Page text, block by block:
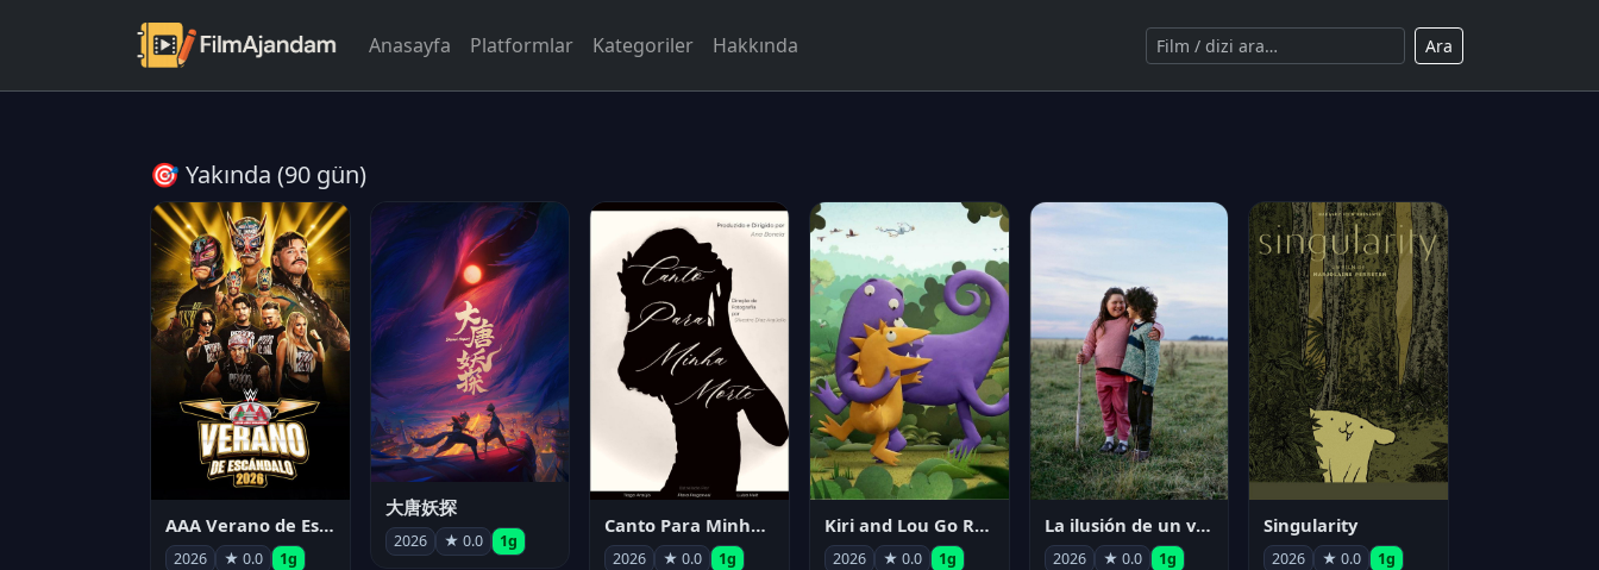
Anasayfa Platformlar Kategoriler Hakkında Ara
🎯 Yakında (90 gün)
AAA Verano de Escándalo 2026 - Week 3
2026 ★ 0.0 1g
大唐妖探
2026 ★ 0.0 1g
Canto Para Minha Morte
2026 ★ 0.0 1g
Kiri and Lou Go Raaa!
2026 ★ 0.0 1g
La ilusión de un verano sin fin
2026 ★ 0.0 1g
Singularity
2026 ★ 0.0 1g